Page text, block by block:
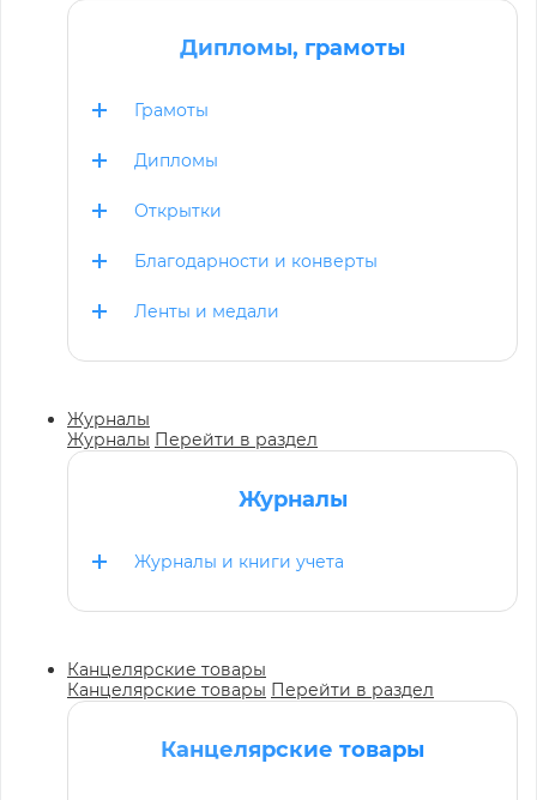
Дипломы, грамоты
Грамоты
Дипломы
Открытки
Благодарности и конверты
Ленты и медали
Журналы
Журналы Перейти в раздел
Журналы
Журналы и книги учета
Канцелярские товары
Канцелярские товары Перейти в раздел
Канцелярские товары